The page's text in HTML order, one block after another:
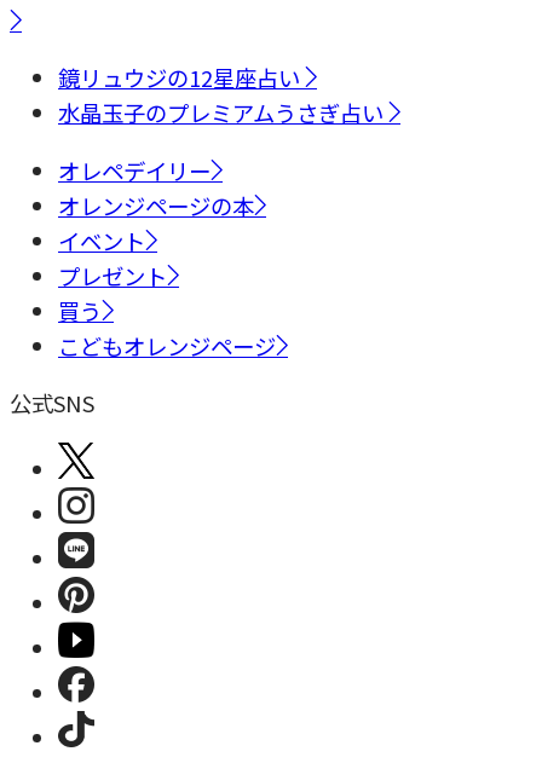
鏡リュウジの12星座占い
水晶玉子のプレミアムうさぎ占い
オレペデイリー
オレンジページの本
イベント
プレゼント
買う
こどもオレンジページ
公式SNS